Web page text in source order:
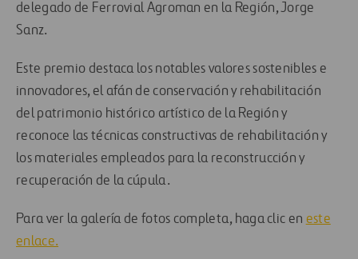
delegado de Ferrovial Agroman en la Región, Jorge
Sanz.
Este premio destaca los notables valores sostenibles e
innovadores, el afán de conservación y rehabilitación
del patrimonio histórico artístico de la Región y
reconoce las técnicas constructivas de rehabilitación y
los materiales empleados para la reconstrucción y
recuperación de la cúpula.
Para ver la galería de fotos completa, haga clic en este
enlace.